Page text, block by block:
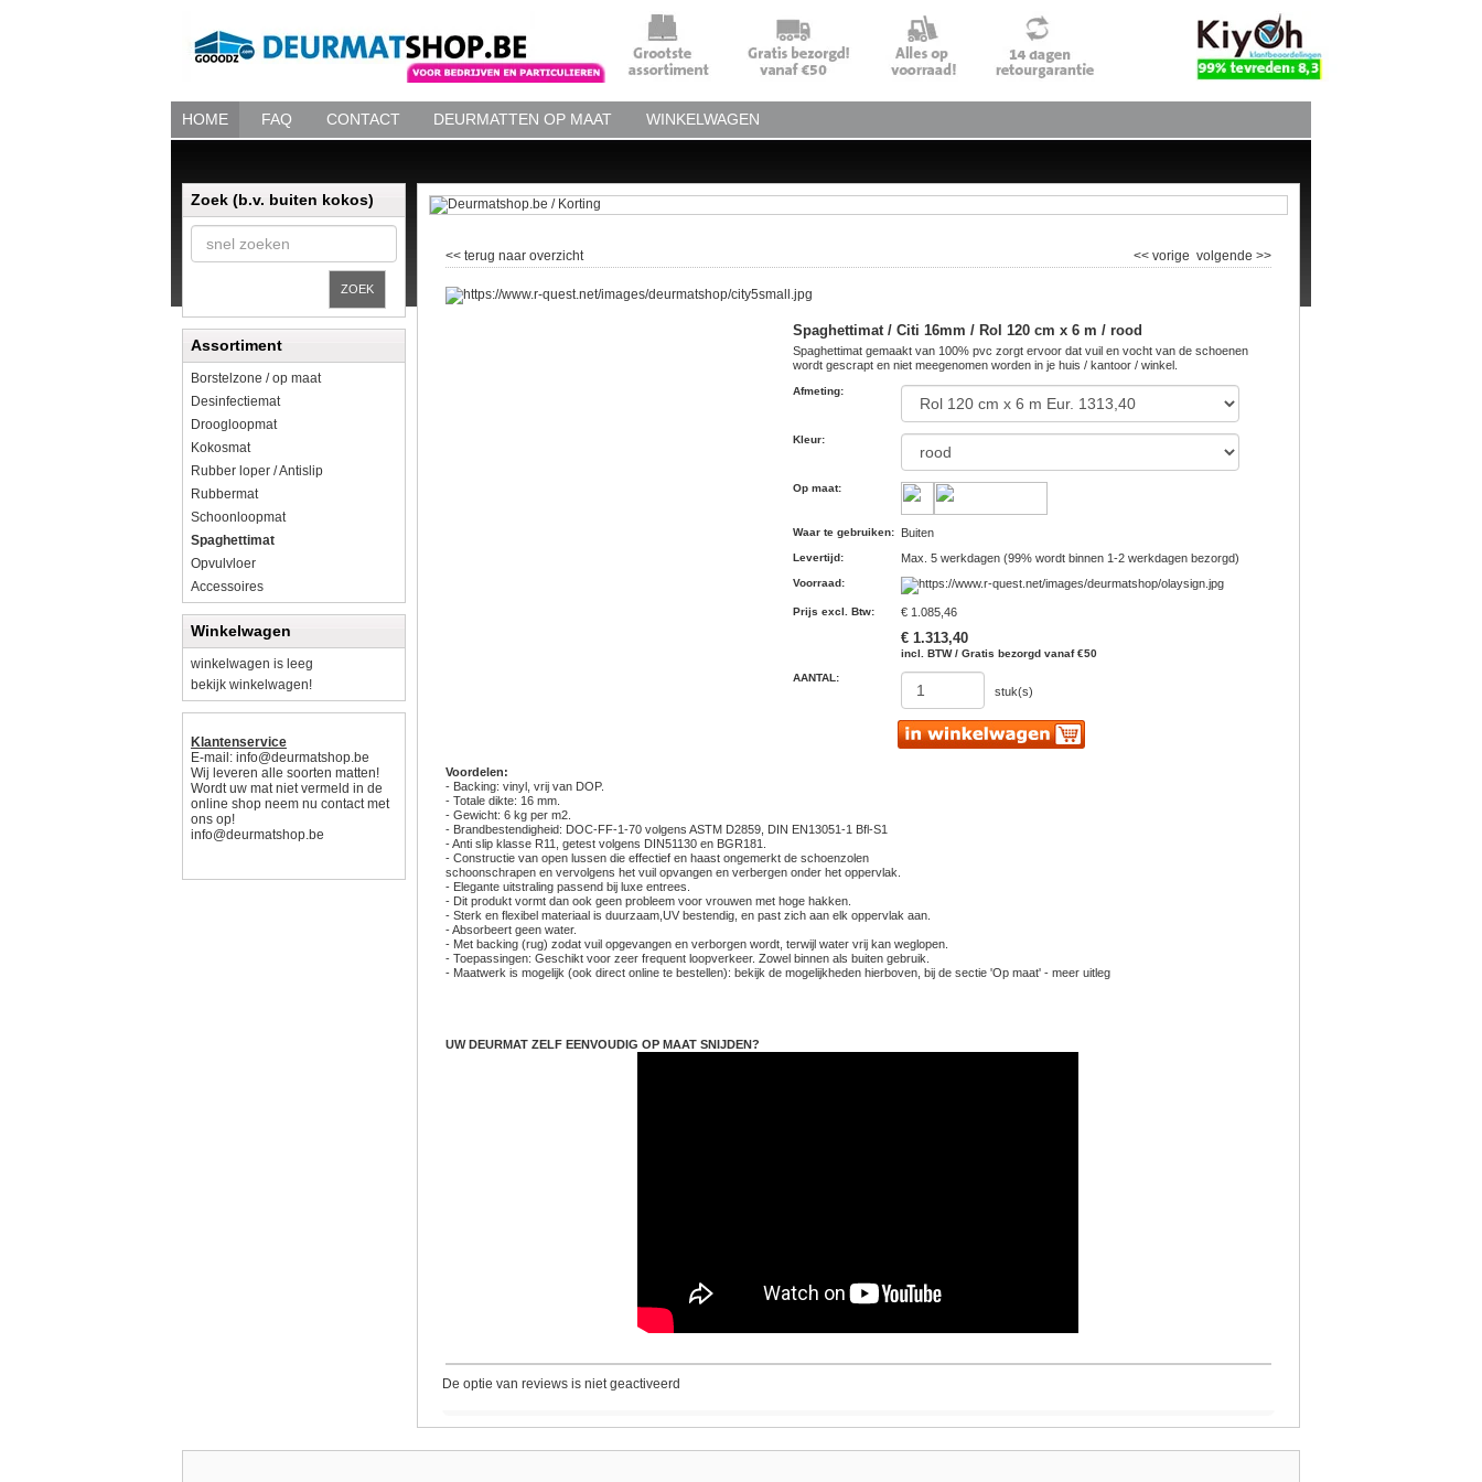
HOME FAQ CONTACT DEURMATTEN OP MAAT WINKELWAGEN
Zoek (b.v. buiten kokos)
ZOEK
Assortiment
Borstelzone / op maat
Desinfectiemat
Droogloopmat
Kokosmat
Rubber loper / Antislip
Rubbermat
Schoonloopmat
Spaghettimat
Opvulvloer
Accessoires
Winkelwagen
winkelwagen is leeg
bekijk winkelwagen!
Klantenservice
E-mail: info@deurmatshop.be
Wij leveren alle soorten matten!
Wordt uw mat niet vermeld in de
online shop neem nu contact met
ons op!
info@deurmatshop.be
<< terug naar overzicht volgende >>
<< vorige
Spaghettimat / Citi 16mm / Rol 120 cm x 6 m / rood
Spaghettimat gemaakt van 100% pvc zorgt ervoor dat vuil en vocht van de schoenen
wordt gescrapt en niet meegenomen worden in je huis / kantoor / winkel.
Afmeting:
Kleur:
Op maat:
Waar te gebruiken: Buiten
Levertijd : Max. 5 werkdagen (99% wordt binnen 1-2 werkdagen bezorgd)
Voorraad :
Prijs excl. Btw: € 1.085,46
€ 1.313,40
incl. BTW / Gratis bezorgd vanaf €50
AANTAL:
stuk(s)
Voordelen:
- Backing: vinyl, vrij van DOP.
- Totale dikte: 16 mm.
- Gewicht: 6 kg per m2.
- Brandbestendigheid: DOC-FF-1-70 volgens ASTM D2859, DIN EN13051-1 Bfl-S1
- Anti slip klasse R11, getest volgens DIN51130 en BGR181.
- Constructie van open lussen die effectief en haast ongemerkt de schoenzolen
schoonschrapen en vervolgens het vuil opvangen en verbergen onder het oppervlak.
- Elegante uitstraling passend bij luxe entrees.
- Dit produkt vormt dan ook geen probleem voor vrouwen met hoge hakken.
- Sterk en flexibel materiaal is duurzaam,UV bestendig, en past zich aan elk oppervlak aan.
- Absorbeert geen water.
- Met backing (rug) zodat vuil opgevangen en verborgen wordt, terwijl water vrij kan weglopen.
- Toepassingen: Geschikt voor zeer frequent loopverkeer. Zowel binnen als buiten gebruik.
- Maatwerk is mogelijk (ook direct online te bestellen): bekijk de mogelijkheden hierboven, bij de sectie 'Op maat' - meer uitleg
UW DEURMAT ZELF EENVOUDIG OP MAAT SNIJDEN?
De optie van reviews is niet geactiveerd